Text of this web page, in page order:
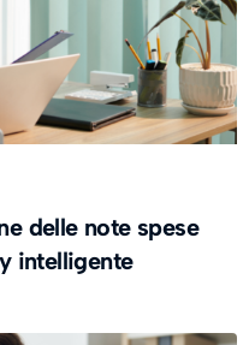
delle note spese
intelligente